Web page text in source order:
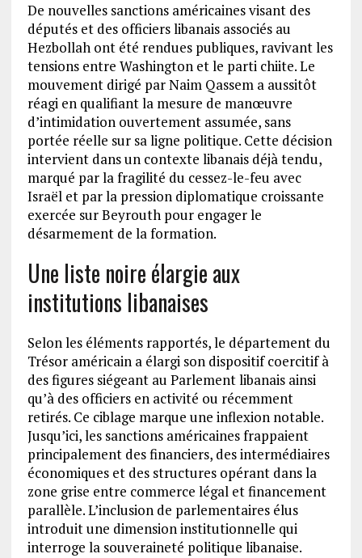
De nouvelles sanctions américaines visant des
députés et des officiers libanais associés au
Hezbollah ont été rendues publiques, ravivant les
tensions entre Washington et le parti chiite. Le
mouvement dirigé par Naim Qassem a aussitôt
réagi en qualifiant la mesure de manœuvre
d’intimidation ouvertement assumée, sans
portée réelle sur sa ligne politique. Cette décision
intervient dans un contexte libanais déjà tendu,
marqué par la fragilité du cessez-le-feu avec
Israël et par la pression diplomatique croissante
exercée sur Beyrouth pour engager le
désarmement de la formation.
Une liste noire élargie aux
institutions libanaises
Selon les éléments rapportés, le département du
Trésor américain a élargi son dispositif coercitif à
des figures siégeant au Parlement libanais ainsi
qu’à des officiers en activité ou récemment
retirés. Ce ciblage marque une inflexion notable.
Jusqu’ici, les sanctions américaines frappaient
principalement des financiers, des intermédiaires
économiques et des structures opérant dans la
zone grise entre commerce légal et financement
parallèle. L’inclusion de parlementaires élus
introduit une dimension institutionnelle qui
interroge la souveraineté politique libanaise.